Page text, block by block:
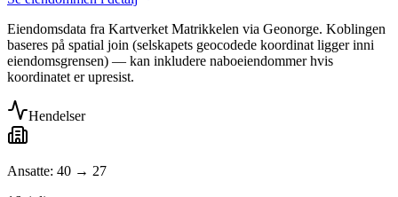
Eiendomsdata fra Kartverket Matrikkelen via Geonorge. Koblingen
baseres på spatial join (selskapets geocodede koordinat ligger inni
eiendomsgrensen) — kan inkludere naboeiendommer hvis
koordinatet er upresist.
Hendelser
Ansatte: 40 → 27